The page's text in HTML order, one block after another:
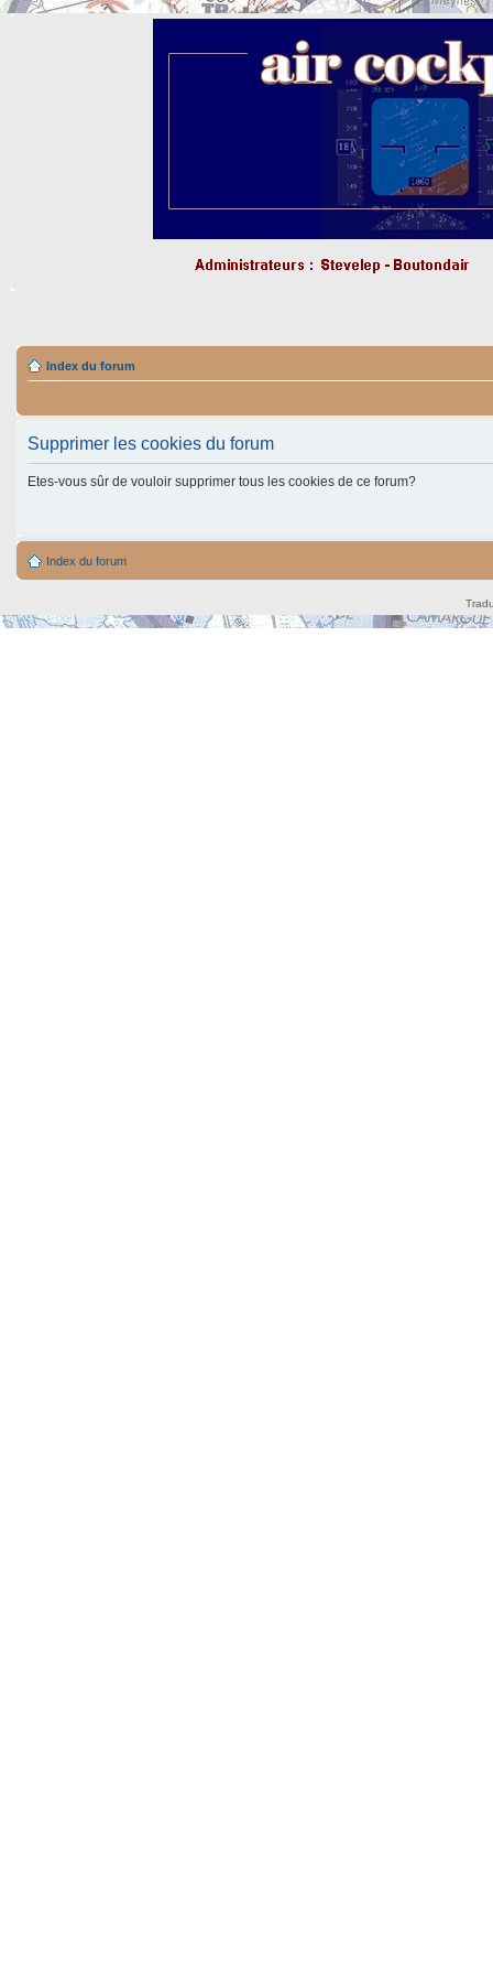
Index du forum
Supprimer les cookies du forum
Etes-vous sûr de vouloir supprimer tous les cookies de ce forum?
Index du forum